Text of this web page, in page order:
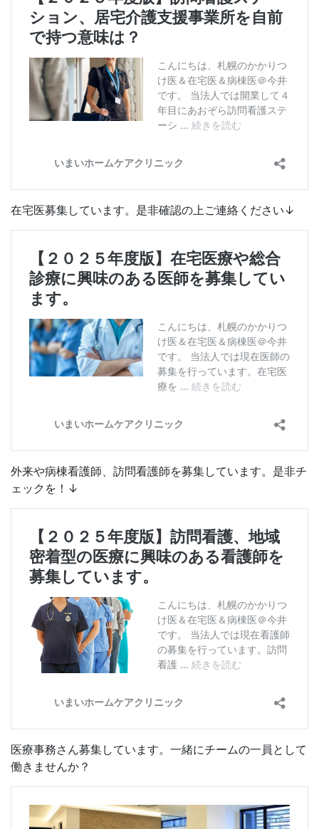
在宅医募集しています。是非確認の上ご連絡ください↓
外来や病棟看護師、訪問看護師を募集しています。是非チ
ェックを！↓
医療事務さん募集しています。一緒にチームの一員として
働きませんか？